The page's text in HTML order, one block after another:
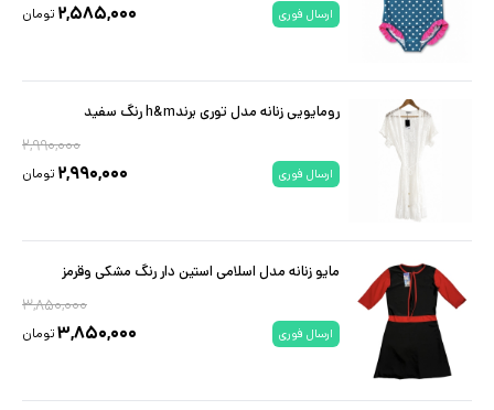
ارسال فوری ۲,۵۸۵,۰۰۰ تومان
رومایویی زنانه مدل توری برندh&m رنگ سفید
۲,۹۹۰,۰۰۰
ارسال فوری ۲,۹۹۰,۰۰۰ تومان
مایو زنانه مدل اسلامی استین دار رنگ مشکی وقرمز
۳,۸۵۰,۰۰۰
ارسال فوری ۳,۸۵۰,۰۰۰تومان